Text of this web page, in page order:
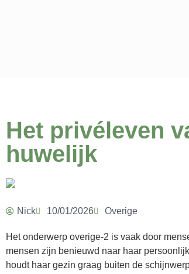
Het privéleven
huwelijk
Nick 10/01/2026 Overige
Het onderwerp overige-2 is vaak door
mensen zijn benieuwd naar haar
houdt haar gezin graag buiten de